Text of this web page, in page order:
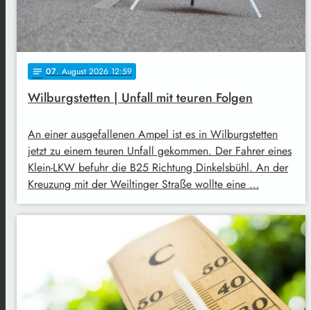
notes 07. August 2026 12:59
Wilburgstetten | Unfall mit teuren Folgen
An einer ausgefallenen Ampel ist es in Wilburgstetten
jetzt zu einem teuren Unfall gekommen. Der Fahrer eines
Klein-LKW befuhr die B25 Richtung Dinkelsbühl. An der
Kreuzung mit der Weiltinger Straße wollte eine …